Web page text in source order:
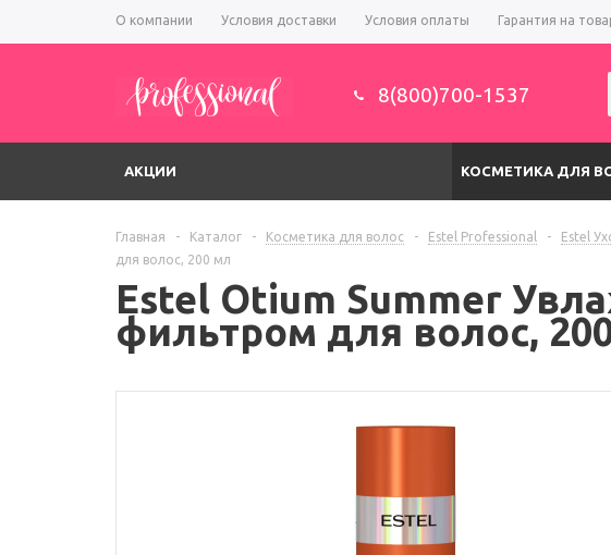
О компании Условия доставки Условия оплаты Гарантия на
8(800)700-1537
АКЦИИ КОСМЕТИКА ДЛЯ
Главная - Каталог - Косметика для волос - Estel Professional - Estel
для волос, 200 мл
Estel Otium Summer
фильтром для волос,